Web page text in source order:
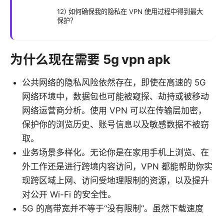
12) 如何确保我的隐私在 VPN 使用过程中得到最大
保护？
为什么现在需要 5g vpn apk
公共网络的隐私风险依然存在，即使在高速的 5G
网络环境中，数据包也可能被窥探、劫持或被移动
网络运营商分析。使用 VPN 可以在传输层加密，
保护你的浏览历史、账号信息以及敏感数据不被窃
取。
业务场景多样化。无论你是在家用手机上浏览、在
外工作还是进行跨境内容访问，VPN 都能帮助你实
现跨区域上网、访问受地理限制的资源，以及提升
对公开 Wi-Fi 的安全性。
5G 的高带宽并不等于“没有限制”。虽然下载速度